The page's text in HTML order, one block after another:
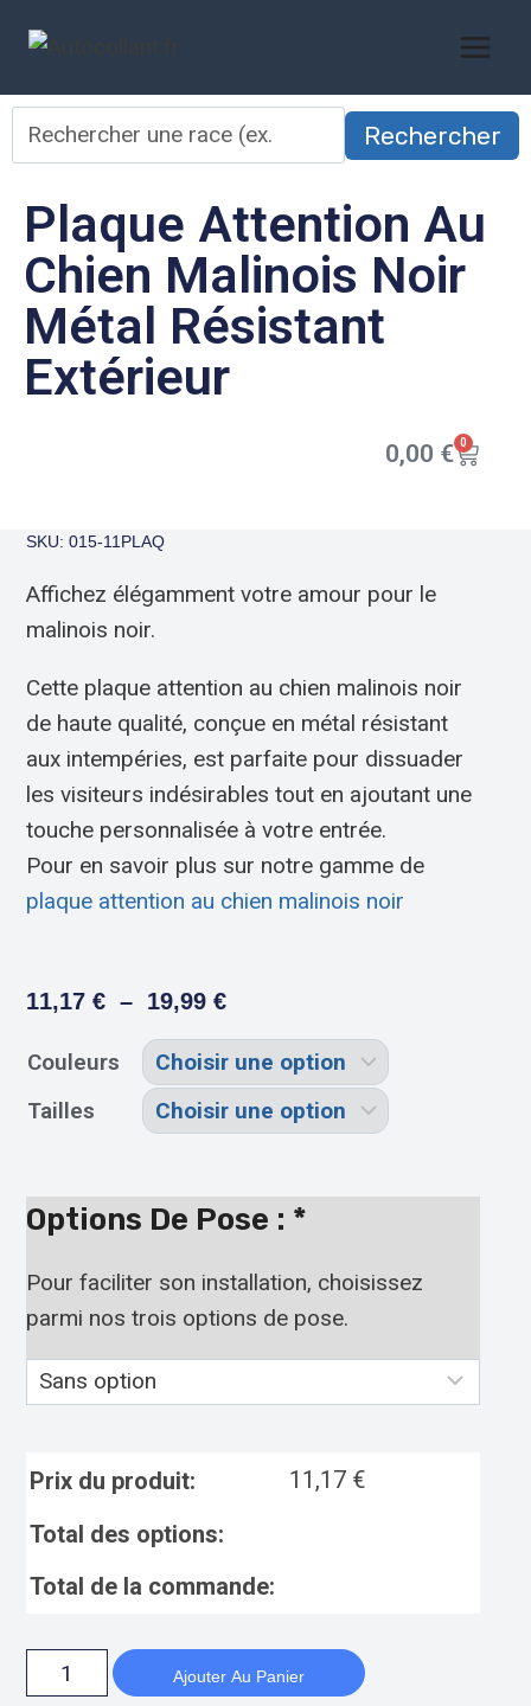
Rechercher
Plaque Attention Au
Chien Malinois Noir
Métal Résistant
Extérieur
0,00 € 0
SKU: 015-11PLAQ
Affichez élégamment votre amour pour le
malinois noir.
Cette plaque attention au chien malinois noir
de haute qualité, conçue en métal résistant
aux intempéries, est parfaite pour dissuader
les visiteurs indésirables tout en ajoutant une
touche personnalisée à votre entrée.
Pour en savoir plus sur notre gamme de
plaque attention au chien malinois noir
11,17€ – 19,99€
Couleurs
Tailles
Options De Pose : *
Pour faciliter son installation, choisissez
parmi nos trois options de pose.
Prix du produit: 11,17 €
Total des options:
Total de la commande:
Ajouter Au Panier